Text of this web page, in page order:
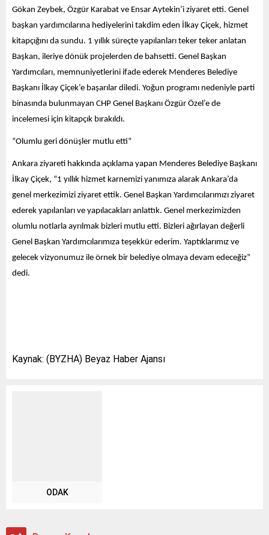
Gökan Zeybek, Özgür Karabat ve Ensar Aytekin’i ziyaret etti. Genel
başkan yardımcılarına hediyelerini takdim eden İlkay Çiçek, hizmet
kitapçığını da sundu. 1 yıllık süreçte yapılanları teker teker anlatan
Başkan, ileriye dönük projelerden de bahsetti. Genel Başkan
Yardımcıları, memnuniyetlerini ifade ederek Menderes Belediye
Başkanı İlkay Çiçek’e başarılar diledi. Yoğun programı nedeniyle parti
binasında bulunmayan CHP Genel Başkanı Özgür Özel’e de
incelemesi için kitapçık bırakıldı.
“Olumlu geri dönüşler mutlu etti”
Ankara ziyareti hakkında açıklama yapan Menderes Belediye Başkanı
İlkay Çiçek, “1 yıllık hizmet karnemizi yanımıza alarak Ankara’da
genel merkezimizi ziyaret ettik. Genel Başkan Yardımcılarımızı ziyaret
ederek yapılanları ve yapılacakları anlattık. Genel merkezimizden
olumlu notlarla ayrılmak bizleri mutlu etti. Bizleri ağırlayan değerli
Genel Başkan Yardımcılarımıza teşekkür ederim. Yaptıklarımız ve
gelecek vizyonumuz ile örnek bir belediye olmaya devam edeceğiz”
dedi.
Kaynak: (BYZHA) Beyaz Haber Ajansı
ODAK